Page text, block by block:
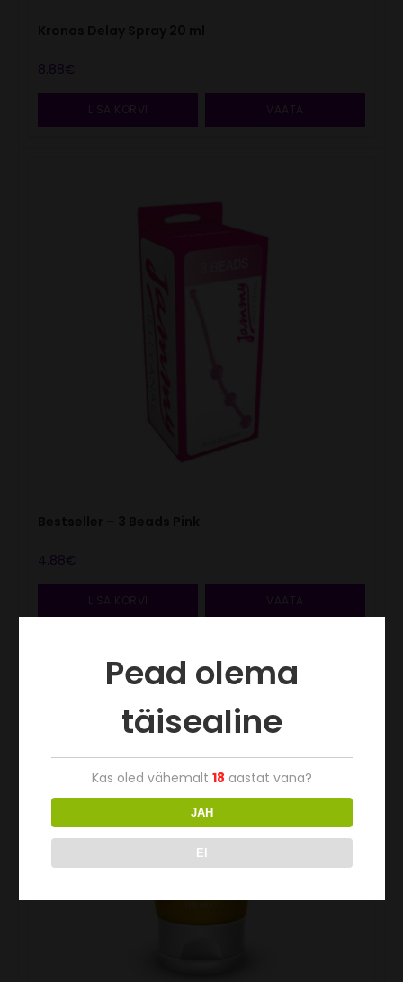
8.88€
LISA KORVI VAATA
4.88€
LISA KORVI VAATA
Pead olema
täisealine
Kas oled vähemalt18 aastat vana?
JAH
EI